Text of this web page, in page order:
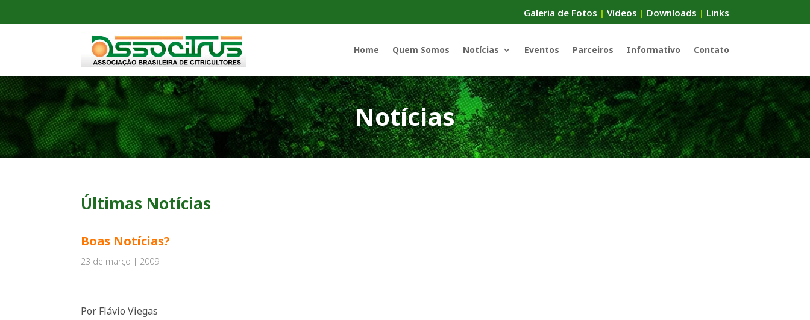
Galeria de Fotos | Vídeos | Downloads | Links
Home Quem Somos Notícias Eventos Parceiros Informativo Contato
Notícias
Últimas Notícias
Boas Notícias?
23 de março | 2009
Por Flávio Viegas